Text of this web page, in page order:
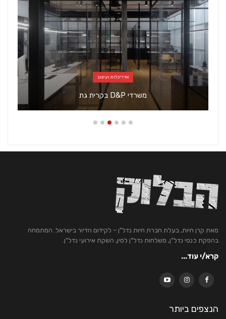
אדריכלות ועיצוב
משרדי D&P בקרית גת
מאת קרן חיות, בעלת חברת חיות נדל"ן – לקידום הדיור בישראל. המתמחה
בהפקת כנסי נדל"ן, משלחות נדל"ן לסין, השקת אירועי נדל"ן.
קרא/י עוד...
הנצפים ביותר